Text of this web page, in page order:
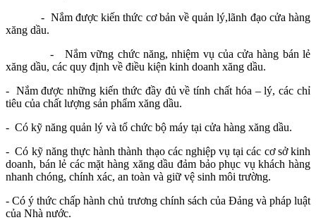
- Nắm được kiến thức cơ bản về quản lý,lãnh đạo cửa hàng
xăng dầu.
- Nắm vững chức năng, nhiệm vụ của cửa hàng bán lẻ
xăng dầu, các quy định về điều kiện kinh doanh xăng dầu.
- Nắm được những kiến thức đầy đủ về tính chất hóa – lý, các chỉ
tiêu của chất lượng sản phẩm xăng dầu.
- Có kỹ năng quản lý và tổ chức bộ máy tại cửa hàng xăng dầu.
- Có kỹ năng thực hành thành thạo các nghiệp vụ tại các cơ sở kinh
doanh, bán lẻ các mặt hàng xăng dầu đảm bảo phục vụ khách hàng
nhanh chóng, chính xác, an toàn và giữ vệ sinh môi trường.
- Có ý thức chấp hành chủ trương chính sách của Đảng và pháp luật
của Nhà nước.